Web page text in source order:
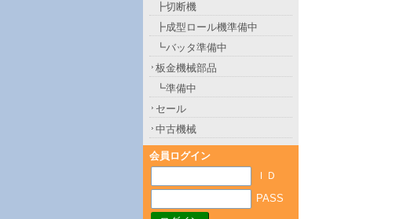
┣切断機
┣成型ロール機準備中
┗バッタ準備中
板金機械部品
┗準備中
セール
中古機械
会員ログイン
ＩＤ
PASS